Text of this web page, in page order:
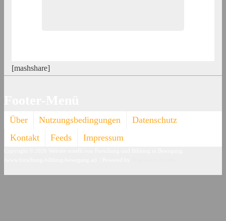
[mashshare]
Über Nutzungsbedingungen
Datenschutz
Kontakt
Feeds Impressum